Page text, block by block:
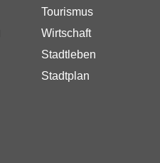
Tourismus
Wirtschaft
Stadtleben
Stadtplan